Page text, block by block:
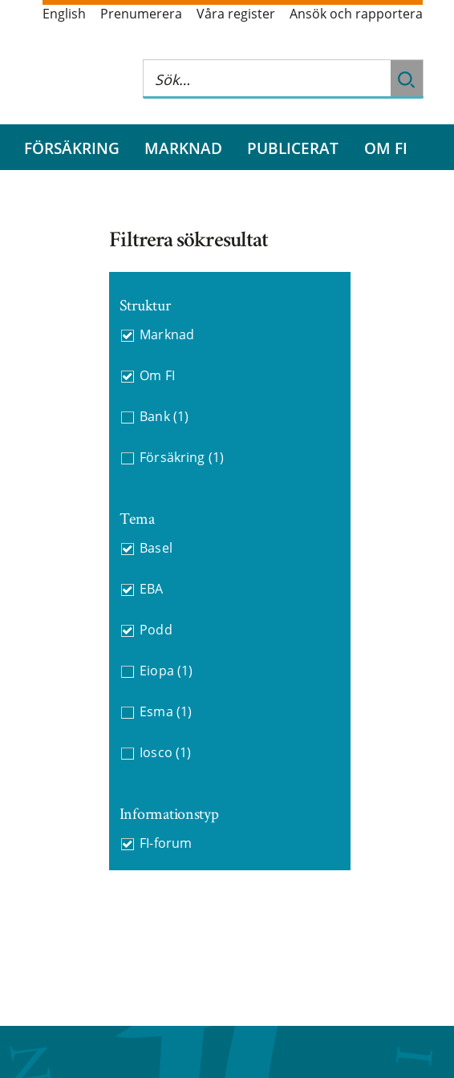
English Prenumerera Våra register Ansök och rapportera
FÖRSÄKRING MARKNAD PUBLICERAT OM FI
Filtrera sökresultat
Struktur
Marknad
Om FI
Bank (1)
Försäkring (1)
Tema
Basel
EBA
Podd
Eiopa (1)
Esma (1)
Iosco (1)
Informationstyp
FI-forum